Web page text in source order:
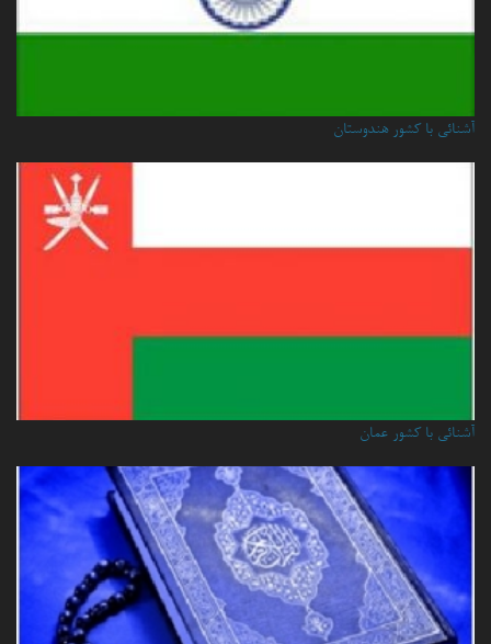
آشنائی با کشور هندوستان
آشنائي با كشور عمان